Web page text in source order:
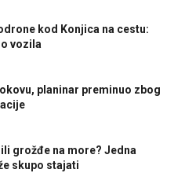
kod Konjica na cestu:
vozila
planinar preminuo zbog
grožđe na more? Jedna
skupo stajati